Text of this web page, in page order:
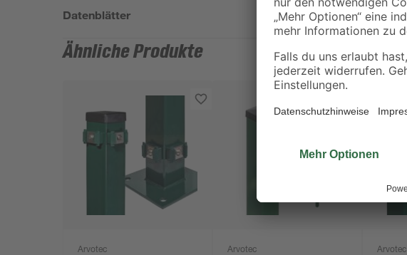
Datenblätter
Ähnliche Produkte
Arvotec Arvotec Arvotec